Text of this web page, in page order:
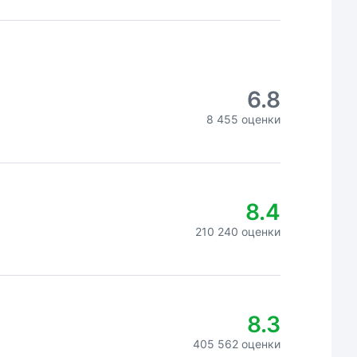
6.8
8 455 оценки
8.4
210 240 оценки
8.3
405 562 оценки